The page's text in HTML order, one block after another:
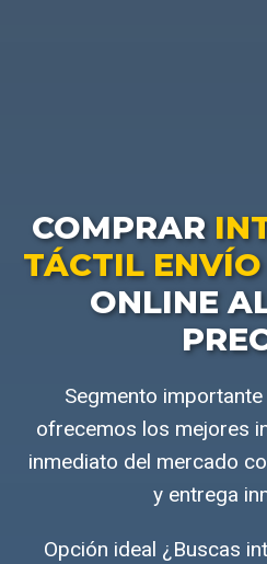
COMPRAR
TÁCTIL
ONLINE
Segmento
ofrecemos los mejores
inmediato del mercado
y entrega
Opción ideal ¿Buscas